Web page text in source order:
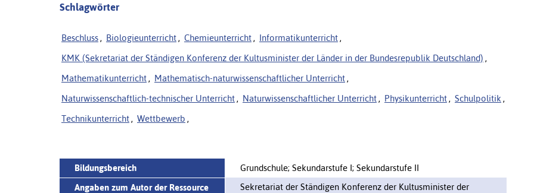
Schlagwörter
Beschluss , Biologieunterricht , Chemieunterricht , Informatikunterricht ,
KMK (Sekretariat der Ständigen Konferenz der Kultusminister der Länder in der Bundesrepublik Deutschland) ,
Mathematikunterricht , Mathematisch-naturwissenschaftlicher Unterricht ,
Naturwissenschaftlich-technischer Unterricht , Naturwissenschaftlicher Unterricht , Physikunterricht , Schulpolitik ,
Technikunterricht , Wettbewerb ,
Bildungsbereich
Grundschule; Sekundarstufe I; Sekundarstufe II
Angaben zum Autor der Ressource
Sekretariat der Ständigen Konferenz der Kultusminister der